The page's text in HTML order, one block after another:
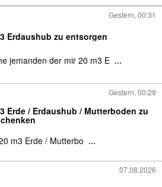
Gestern, 00:31
Erdaushub zu entsorgen
jemanden der mir 20 m3 E ...
Gestern, 00:29
Erde / Erdaushub / Mutterboden zu
m3 Erde / Mutterbo ...
07.08.2026